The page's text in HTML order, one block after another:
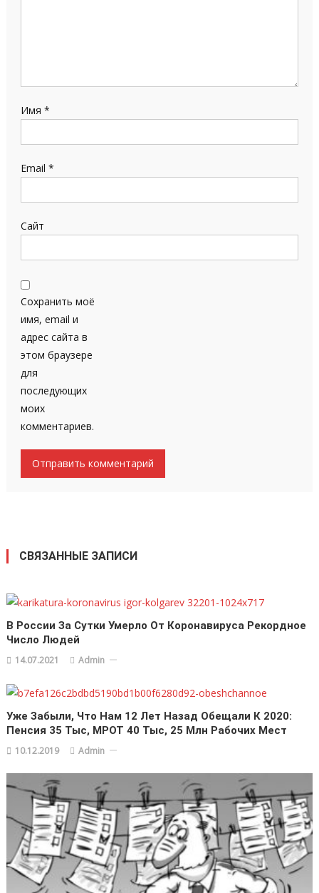
Имя *
Email *
Сайт
Сохранить моё
имя, email и
адрес сайта в
этом браузере
для
последующих
моих
комментариев.
СВЯЗАННЫЕ ЗАПИСИ
В России За Сутки Умерло От Коронавируса Рекордное
Число Людей
14.07.2021 Admin
Уже Забыли, Что Нам 12 Лет Назад Обещали К 2020:
Пенсия 35 Тыс, МРОТ 40 Тыс, 25 Млн Рабочих Мест
10.12.2019 Admin